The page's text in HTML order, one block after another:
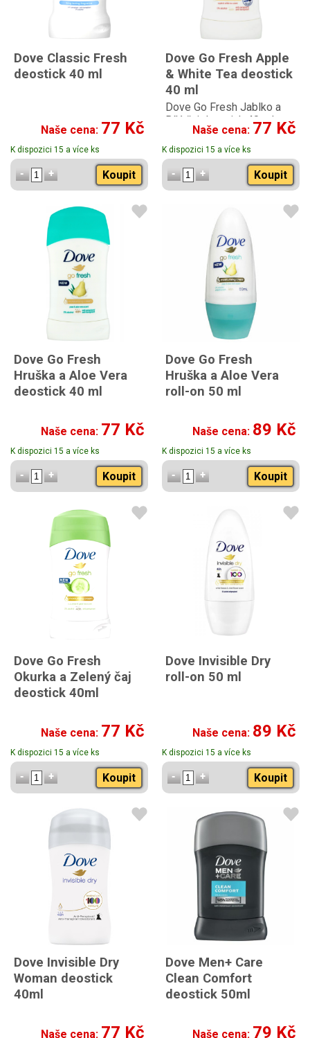
Dove Classic Fresh
deostick 40 ml
Naše cena: 77 Kč
K dispozici 15 a více ks
Koupit
Dove Go Fresh Apple
& White Tea deostick
40 ml
Dove Go Fresh Jablko a
Bílý čaj deostick 40 ml
Naše cena: 77 Kč
K dispozici 15 a více ks
Koupit
Dove Go Fresh
Hruška a Aloe Vera
deostick 40 ml
Naše cena: 77 Kč
K dispozici 15 a více ks
Koupit
Dove Go Fresh
Hruška a Aloe Vera
roll-on 50 ml
Naše cena: 89 Kč
K dispozici 15 a více ks
Koupit
Dove Go Fresh
Okurka a Zelený čaj
deostick 40ml
Naše cena: 77 Kč
K dispozici 15 a více ks
Koupit
Dove Invisible Dry
roll-on 50 ml
Naše cena: 89 Kč
K dispozici 15 a více ks
Koupit
Dove Invisible Dry
Woman deostick
40ml
Naše cena: 77 Kč
Dove Men+ Care
Clean Comfort
deostick 50ml
Naše cena: 79 Kč